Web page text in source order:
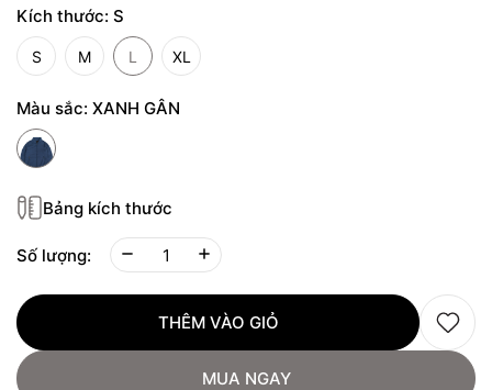
Kích thước: S
S M L XL
Màu sắc: XANH GÂN
Bảng kích thước
Số lượng:
THÊM VÀO GIỎ
MUA NGAY